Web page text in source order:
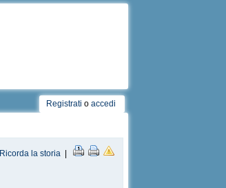
Registrati o accedi
Ricorda la storia |